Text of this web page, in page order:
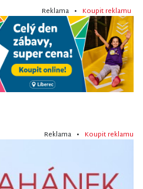
Reklama • Koupit reklamu
Reklama • Koupit reklamu